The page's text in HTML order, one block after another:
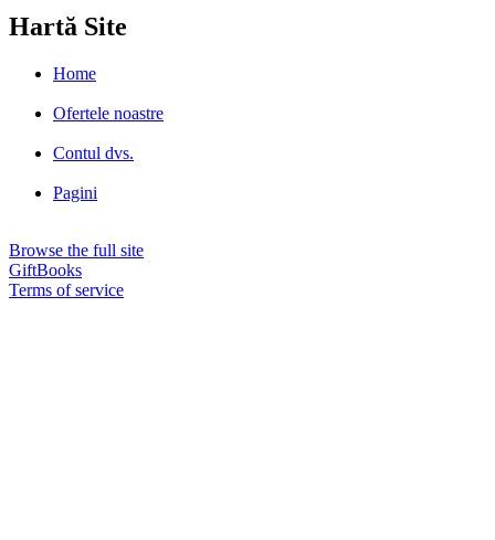
Hartă Site
Home
Ofertele noastre
Contul dvs.
Pagini
Browse the full site
GiftBooks
Terms of service